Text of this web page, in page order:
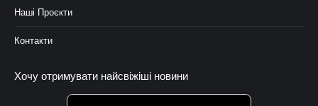
Наші Проєкти
Контакти
Хочу отримувати найсвіжіші новини